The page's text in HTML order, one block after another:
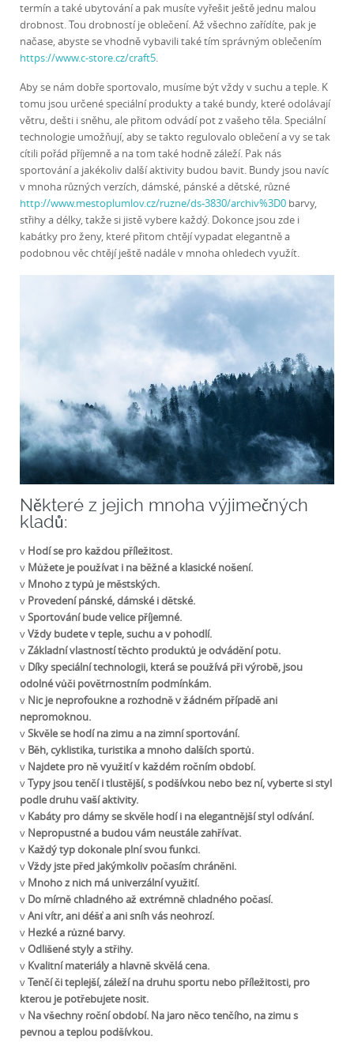
termín a také ubytování a pak musíte vyřešit ještě jednu malou
drobnost. Tou drobností je oblečení. Až všechno zařídíte, pak je
načase, abyste se vhodně vybavili také tím správným oblečením
https://www.c-store.cz/craft5.
Aby se nám dobře sportovalo, musíme být vždy v suchu a teple. K
tomu jsou určené speciální produkty a také bundy, které odolávají
větru, dešti i sněhu, ale přitom odvádí pot z vašeho těla. Speciální
technologie umožňují, aby se takto regulovalo oblečení a vy se tak
cítili pořád příjemně a na tom také hodně záleží. Pak nás
sportování a jakékoliv další aktivity budou bavit. Bundy jsou navíc
v mnoha různých verzích, dámské, pánské a dětské, různé
http://www.mestoplumlov.cz/ruzne/ds-3830/archiv%3D0 barvy,
střihy a délky, takže si jistě vybere každý. Dokonce jsou zde i
kabátky pro ženy, které přitom chtějí vypadat elegantně a
podobnou věc chtějí ještě nadále v mnoha ohledech využít.
Některé z jejich mnoha výjimečných
kladů:
v Hodí se pro každou příležitost.
v Můžete je používat i na běžné a klasické nošení.
v Mnoho z typů je městských.
v Provedení pánské, dámské i dětské.
vSportování bude velice příjemné.
vVždy budete v teple, suchu a v pohodlí.
vZákladní vlastností těchto produktů je odvádění potu.
v Díky speciální technologii, která se používá při výrobě, jsou
odolné vůči povětrnostním podmínkám.
v Nic je neprofoukne a rozhodně v žádném případě ani
nepromoknou.
vSkvěle se hodí na zimu a na zimní sportování.
v Běh, cyklistika, turistika a mnoho dalších sportů.
v Najdete pro ně využití v každém ročním období.
vTypy jsou tenčí i tlustější, s podšívkou nebo bez ní, vyberte si styl
podle druhu vaší aktivity.
v Kabáty pro dámy se skvěle hodí i na elegantnější styl odívání.
v Nepropustné a budou vám neustále zahřívat.
v Každý typ dokonale plní svou funkci.
vVždy jste před jakýmkoliv počasím chráněni.
v Mnoho z nich má univerzální využití.
v Do mírně chladného až extrémně chladného počasí.
vAni vítr, ani déšť a ani sníh vás neohrozí.
v Hezké a různé barvy.
vOdlišené styly a střihy.
v Kvalitní materiály a hlavně skvělá cena.
vTenčí či teplejší, záleží na druhu sportu nebo příležitosti, pro
kterou je potřebujete nosit.
v Na všechny roční období. Na jaro něco tenčího, na zimu s
pevnou a teplou podšívkou.